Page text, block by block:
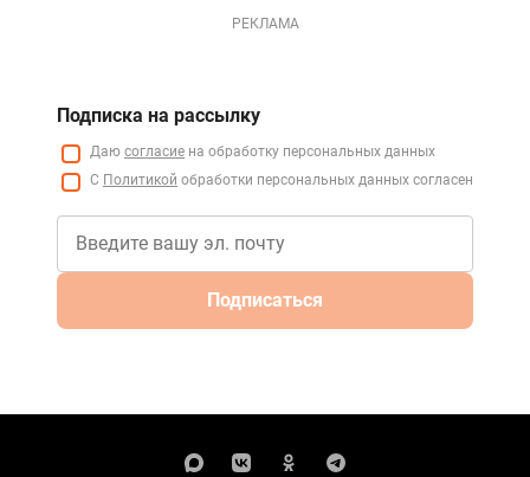
РЕКЛАМА
Подписка на рассылку
Даю согласие на обработку персональных данных
С Политикой обработки персональных данных согласен
Подписаться